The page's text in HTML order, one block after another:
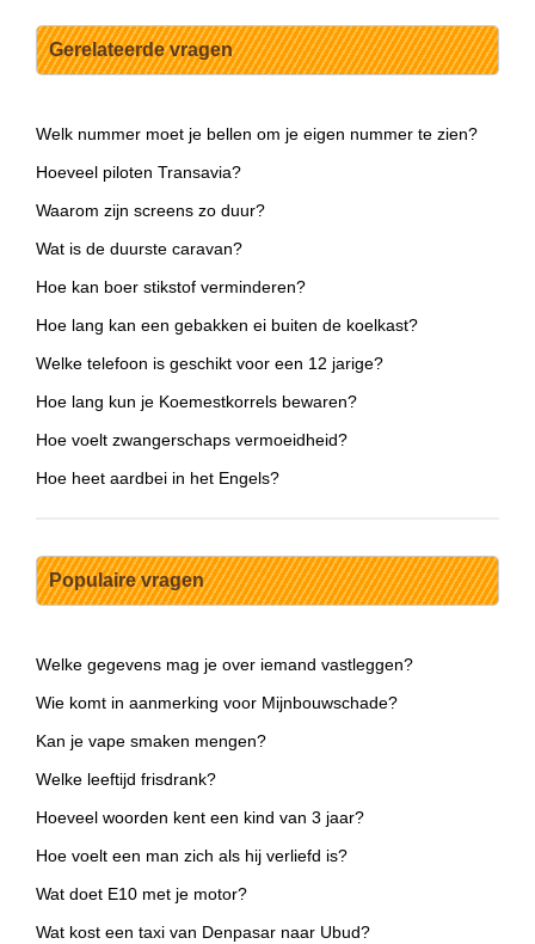
Gerelateerde vragen
Welk nummer moet je bellen om je eigen nummer te zien?
Hoeveel piloten Transavia?
Waarom zijn screens zo duur?
Wat is de duurste caravan?
Hoe kan boer stikstof verminderen?
Hoe lang kan een gebakken ei buiten de koelkast?
Welke telefoon is geschikt voor een 12 jarige?
Hoe lang kun je Koemestkorrels bewaren?
Hoe voelt zwangerschaps vermoeidheid?
Hoe heet aardbei in het Engels?
Populaire vragen
Welke gegevens mag je over iemand vastleggen?
Wie komt in aanmerking voor Mijnbouwschade?
Kan je vape smaken mengen?
Welke leeftijd frisdrank?
Hoeveel woorden kent een kind van 3 jaar?
Hoe voelt een man zich als hij verliefd is?
Wat doet E10 met je motor?
Wat kost een taxi van Denpasar naar Ubud?